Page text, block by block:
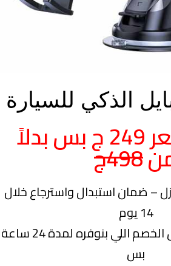
الذكي للسيارة
متوفر بسعر 249 ج بس بدلاً
498ج
– ضمان استبدال واسترجاع خلال
14 يوم
يلا املى بياناتك والحق الخصم اللي بنوفره لمدة 24 ساعة
بس